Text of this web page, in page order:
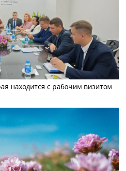
находится с рабочим визитом